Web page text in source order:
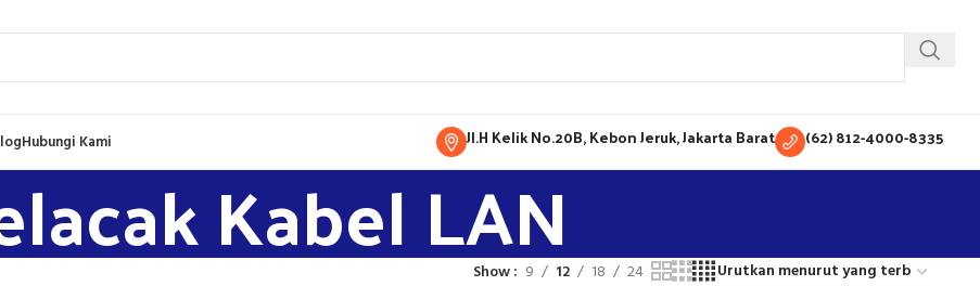
Hubungi Kami Jl.H Kelik No.20B, Kebon Jeruk, Jakarta Barat (62) 812-4000-8335
Kabel LAN
Show 9 12 18 24